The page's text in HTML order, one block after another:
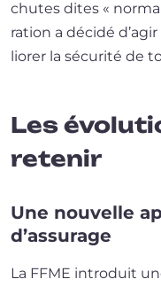
chutes dites «
ra­tion a déci­dé
lio­rer la sécu­ri­té de
Les
retenir
Une nouvelle
d’assurage
La FFME intro­duit